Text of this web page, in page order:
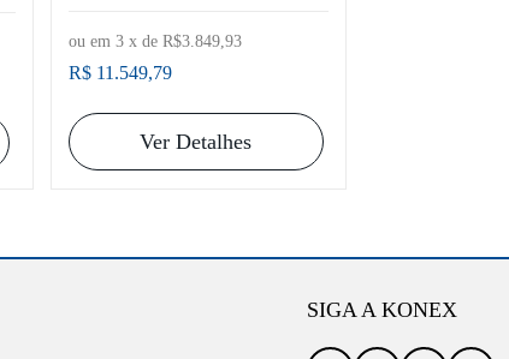
R$ 11.549,79
ou em 3x de R$3.849,93
Ver Detalhes
SIGA A KONEX